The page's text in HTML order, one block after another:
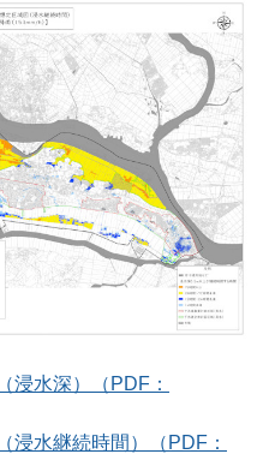
浸水深）（PDF：
浸水継続時間）（PDF：